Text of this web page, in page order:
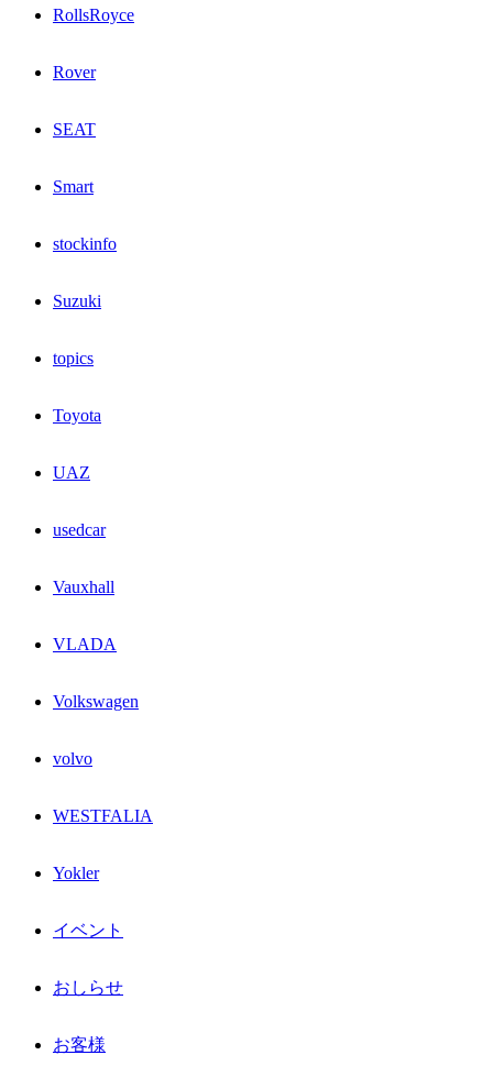
RollsRoyce
Rover
SEAT
Smart
stockinfo
Suzuki
topics
Toyota
UAZ
usedcar
Vauxhall
VLADA
Volkswagen
volvo
WESTFALIA
Yokler
イベント
おしらせ
お客様